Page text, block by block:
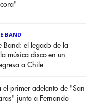
BAND
Band: el legado de la
música disco en un
a Chile
el primer adelanto de "San
junto a Fernando